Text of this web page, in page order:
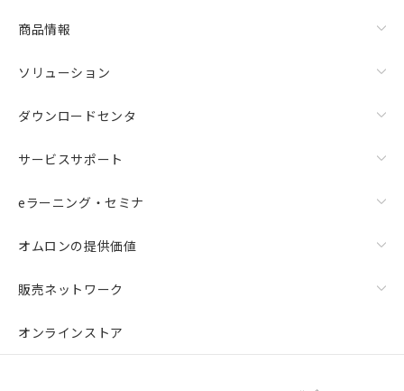
商品情報
ソリューション
ダウンロードセンタ
サービスサポート
eラーニング・セミナ
オムロンの提供価値
販売ネットワーク
オンラインストア